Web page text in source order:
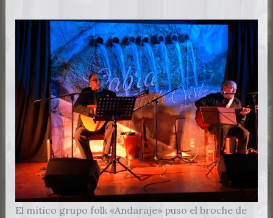
El mítico grupo folk «Andaraje» puso el broche de